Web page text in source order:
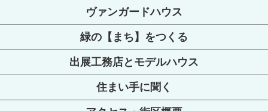
ヴァンガードハウス
緑の【まち】をつくる
出展工務店とモデルハウス
住まい手に聞く